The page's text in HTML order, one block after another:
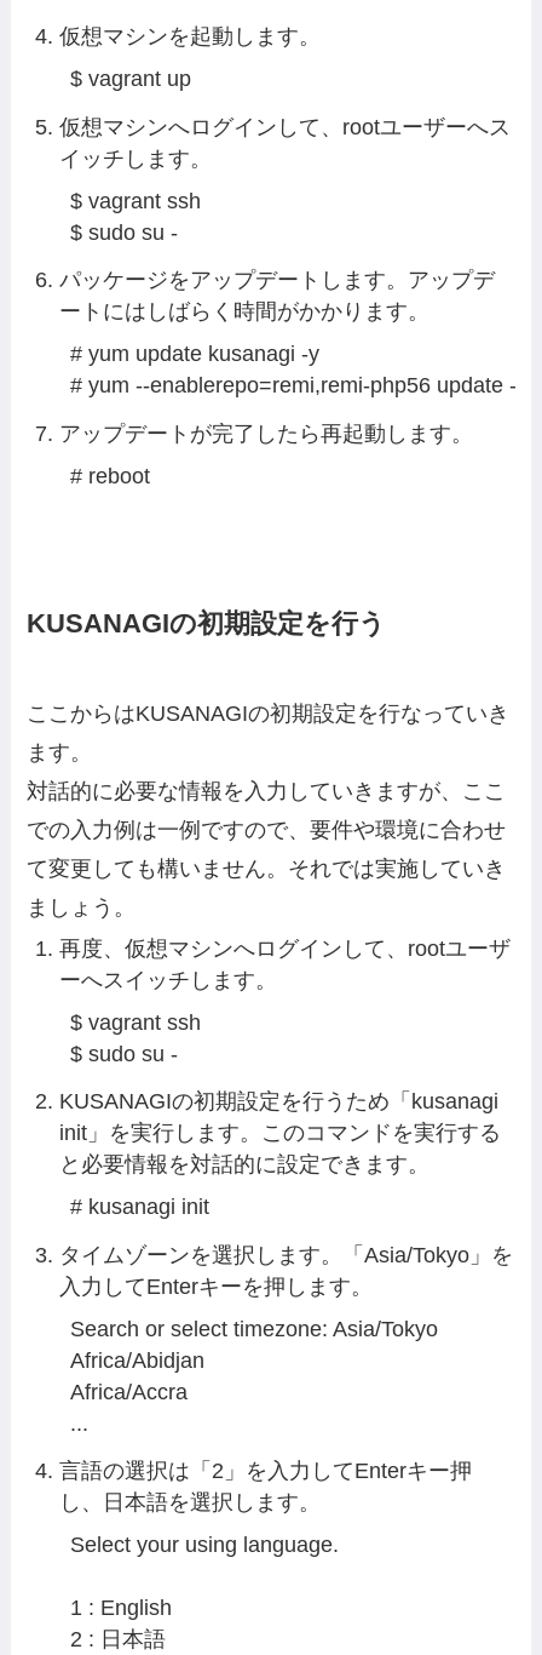
仮想マシンを起動します。
$ vagrant up
仮想マシンへログインして、rootユーザーへス
イッチします。
$ vagrant ssh
$ sudo su -
パッケージをアップデートします。アップデ
ートにはしばらく時間がかかります。
# yum update kusanagi -y
# yum --enablerepo=remi,remi-php56 update -y
アップデートが完了したら再起動します。
# reboot
KUSANAGIの初期設定を行う
ここからはKUSANAGIの初期設定を行なっていき
ます。
対話的に必要な情報を入力していきますが、ここ
での入力例は一例ですので、要件や環境に合わせ
て変更しても構いません。それでは実施していき
ましょう。
再度、仮想マシンへログインして、rootユーザ
ーへスイッチします。
$ vagrant ssh
$ sudo su -
KUSANAGIの初期設定を行うため「kusanagi
init」を実行します。このコマンドを実行する
と必要情報を対話的に設定できます。
# kusanagi init
タイムゾーンを選択します。「Asia/Tokyo」を
入力してEnterキーを押します。
Search or select timezone: Asia/Tokyo
Africa/
Africa/
...
言語の選択は「2」を入力してEnterキー押
し、日本語を選択します。
Select your using language.
1 : English
2 : 日本語